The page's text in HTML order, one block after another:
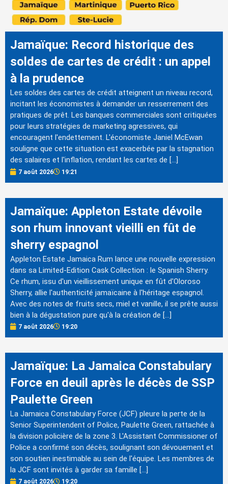
Jamaïque: Record historique des
soldes de cartes de crédit : un appel
à la prudence
Les soldes des cartes de crédit atteignent un niveau record,
incitant les économistes à demander un resserrement des
pratiques de prêt. Les banques commerciales sont critiquées
pour leurs stratégies de marketing agressives, qui
encouragent l'endettement. L'économiste Janiel McEwan
souligne que cette situation est exacerbée par la stagnation
des salaires et l'inflation, rendant les cartes de […]
7 août 2026 19:21
Jamaïque: Appleton Estate dévoile
son rhum innovant vieilli en fût de
sherry espagnol
Appleton Estate Jamaica Rum lance une nouvelle expression
dans sa Limited-Edition Cask Collection : le Spanish Sherry.
Ce rhum, issu d'un vieillissement unique en fût d'Oloroso
Sherry, allie l'authenticité jamaïcaine à l'héritage espagnol.
Avec des notes de fruits secs, miel et vanille, il se prête aussi
bien à la dégustation pure qu'à la création de […]
7 août 2026 19:20
Jamaïque: La Jamaica Constabulary
Force en deuil après le décès de SSP
Paulette Green
La Jamaica Constabulary Force (JCF) pleure la perte de la
Senior Superintendent of Police, Paulette Green, rattachée à
la division policière de la zone 3. L'Assistant Commissioner of
Police a confirmé son décès, soulignant son dévouement et
son soutien inestimable au sein de l'équipe. Les membres de
la JCF sont invités à garder sa famille […]
7 août 2026 19:20